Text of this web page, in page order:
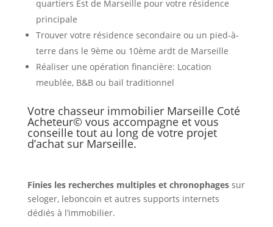
quartiers Est de Marseille pour votre résidence
principale
Trouver votre résidence secondaire ou un pied-à-
terre dans le 9ème ou 10ème ardt de Marseille
Réaliser une opération financière: Location
meublée, B&B ou bail traditionnel
Votre chasseur immobilier Marseille Coté
Acheteur© vous accompagne et vous
conseille tout au long de votre projet
d’achat sur Marseille.
Finies les recherches multiples et chronophagessur
seloger, leboncoin et autres supports internets
dédiés à l’immobilier.